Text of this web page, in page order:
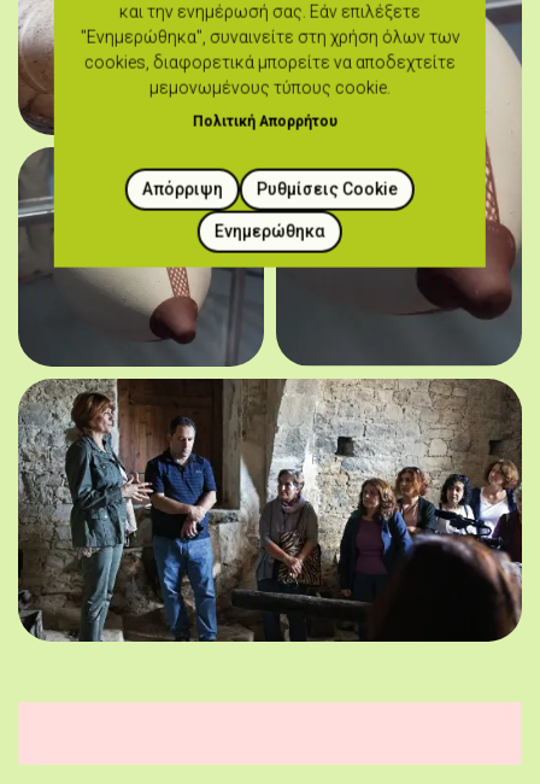
και την ενημέρωσή σας. Εάν επιλέξετε
"Ενημερώθηκα", συναινείτε στη χρήση όλων των
cookies, διαφορετικά μπορείτε να αποδεχτείτε
μεμονωμένους τύπους cookie.
Πολιτική Απορρήτου
Ρυθμίσεις Cookie
Απόρριψη
Ενημερώθηκα